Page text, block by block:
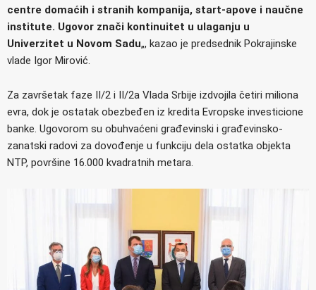
centre domaćih i stranih kompanija, start-apove i naučne
institute. Ugovor znači kontinuitet u ulaganju u
Univerzitet u Novom Sadu„, kazao je predsednik Pokrajinske
vlade Igor Mirović.
Za završetak faze II/2 i II/2a Vlada Srbije izdvojila četiri miliona
evra, dok je ostatak obezbeđen iz kredita Evropske investicione
banke. Ugovorom su obuhvaćeni građevinski i građevinsko-
zanatski radovi za dovođenje u funkciju dela ostatka objekta
NTP, površine 16.000 kvadratnih metara.